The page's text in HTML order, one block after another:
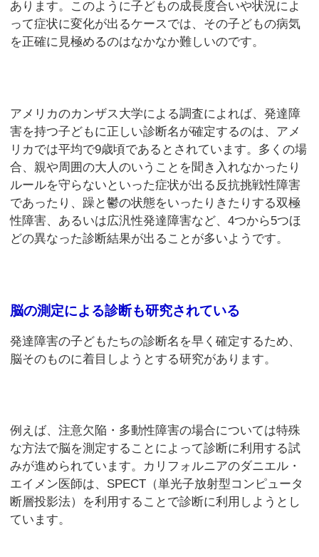
あります。このように子どもの成長度合いや状況によ
って症状に変化が出るケースでは、その子どもの病気
を正確に見極めるのはなかなか難しいのです。
アメリカのカンザス大学による調査によれば、発達障
害を持つ子どもに正しい診断名が確定するのは、アメ
リカでは平均で9歳頃であるとされています。多くの場
合、親や周囲の大人のいうことを聞き入れなかったり
ルールを守らないといった症状が出る反抗挑戦性障害
であったり、躁と鬱の状態をいったりきたりする双極
性障害、あるいは広汎性発達障害など、4つから5つほ
どの異なった診断結果が出ることが多いようです。
脳の測定による診断も研究されている
発達障害の子どもたちの診断名を早く確定するため、
脳そのものに着目しようとする研究があります。
例えば、注意欠陥・多動性障害の場合については特殊
な方法で脳を測定することによって診断に利用する試
みが進められています。カリフォルニアのダニエル・
エイメン医師は、SPECT（単光子放射型コンピュータ
断層投影法）を利用することで診断に利用しようとし
ています。